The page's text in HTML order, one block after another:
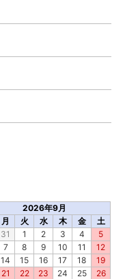
2026年9月
月 火 水 木 金
土
31 1 2 3 4
5
7 8 9 10 11
12
14 15 16 17 18
19
21 22 23 24 25
26